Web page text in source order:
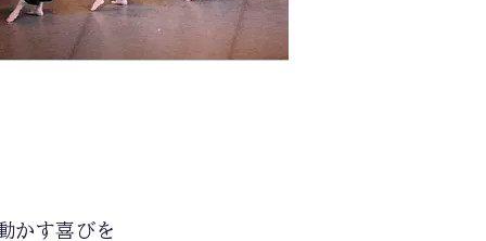
かす喜びを